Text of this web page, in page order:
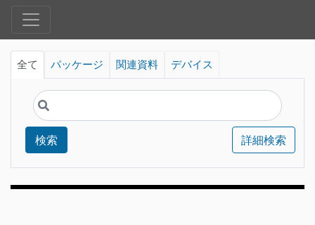
全て パッケージ 関連資料 デバイス
検索 詳細検索